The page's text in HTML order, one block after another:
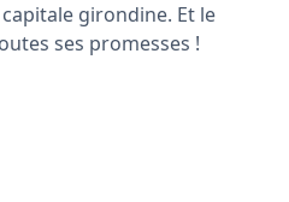
girondine. Et le
ses promesses !